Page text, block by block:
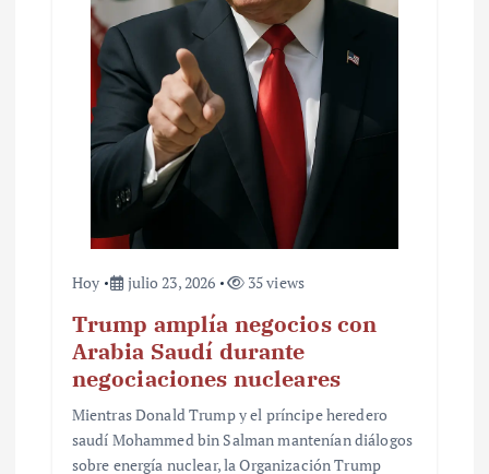
Hoy julio 23, 2026 35 views
Trump amplía negocios con
Arabia Saudí durante
negociaciones nucleares
Mientras Donald Trump y el príncipe heredero
saudí Mohammed bin Salman mantenían diálogos
sobre energía nuclear, la Organización Trump